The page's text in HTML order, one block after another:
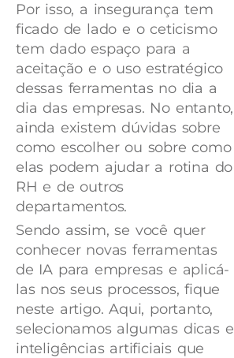
Por isso, a insegurança tem
ficado de lado e o ceticismo
tem dado espaço para a
aceitação e o uso estratégico
dessas ferramentas no dia a
dia das empresas. No entanto,
ainda existem dúvidas sobre
como escolher ou sobre como
elas podem ajudar a rotina do
RH e de outros
departamentos.
Sendo assim, se você quer
conhecer novas ferramentas
de IA para empresas e aplicá-
las nos seus processos, fique
neste artigo. Aqui, portanto,
selecionamos algumas dicas e
inteligências artificiais que